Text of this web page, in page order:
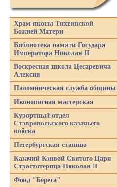
Храм иконы Тихвинской
Божией Матери
Библиотека памяти Государя
Императора Николая II
Воскресная школа Цесаревича
Алексия
Паломническая служба общины
Иконописная мастерская
Курортный отдел
Ставропольского казачьего
войска
Петербургская станица
Казачий Конвой Святого Царя
Страстотерпца Николая II
Фонд "Берега"